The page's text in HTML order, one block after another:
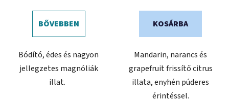
BŐVEBBEN
Bódító, édes és nagyon
jellegzetes magnóliák
illat.
KOSÁRBA
Mandarin, narancs és
grapefruit frissítő citrus
illata, enyhén púderes
érintéssel.